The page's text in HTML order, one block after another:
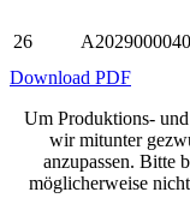
26 A2029000040
Download PDF
Um Produktions-
wir mitunter
anzupassen. Bitte
möglicherweise